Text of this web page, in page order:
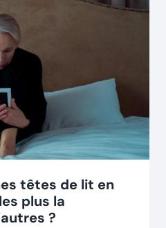
têtes de lit en
plus la
?